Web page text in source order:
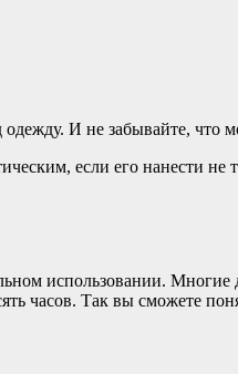
И не забывайте, что
если его нанести не
использовании.
часов. Так вы сможете